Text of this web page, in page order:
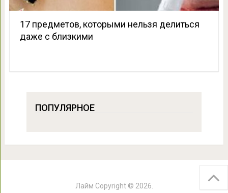
17 предметов, которыми нельзя делиться
даже с близкими
ПОПУЛЯРНОЕ
Лайм Copyright © 2026.